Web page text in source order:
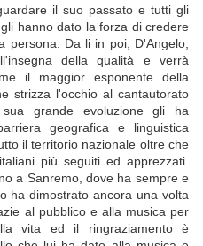
il suo passato e tutti gli
hanno dato la forza di credere
persona. Da li in poi, D'Angelo,
della qualità e verrà
il maggior esponente della
strizza l'occhio al cantautorato
grande evoluzione gli ha
geografica e linguistica
il territorio nazionale oltre che
più seguiti ed apprezzati.
a Sanremo, dove ha sempre e
ha dimostrato ancora una volta
al pubblico e alla musica per
vita ed il ringraziamento è